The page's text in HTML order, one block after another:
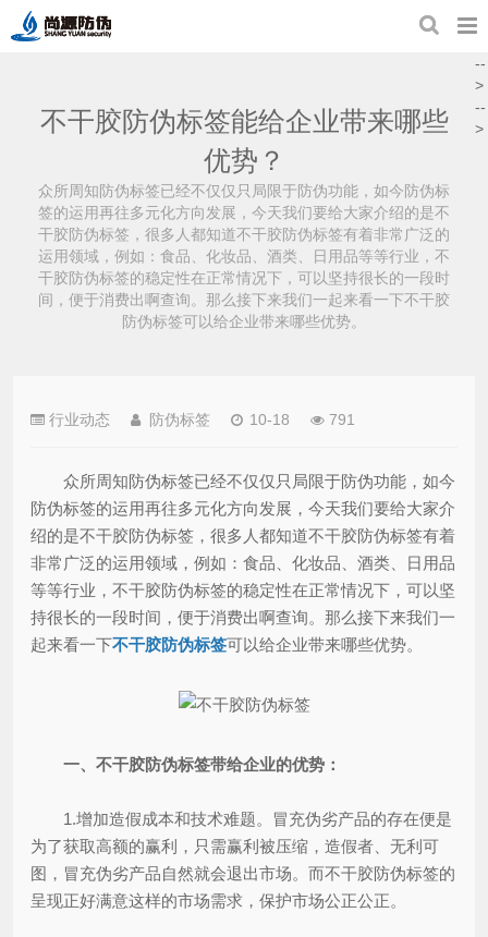
不干胶防伪标签能给企业带来哪些
优势？
众所周知防伪标签已经不仅仅只局限于防伪功能，如今防伪标
签的运用再往多元化方向发展，今天我们要给大家介绍的是不
干胶防伪标签，很多人都知道不干胶防伪标签有着非常广泛的
运用领域，例如：食品、化妆品、酒类、日用品等等行业，不
干胶防伪标签的稳定性在正常情况下，可以坚持很长的一段时
间，便于消费出啊查询。那么接下来我们一起来看一下不干胶
防伪标签可以给企业带来哪些优势。
行业动态 防伪标签 10-18 791
众所周知防伪标签已经不仅仅只局限于防伪功能，如今
防伪标签的运用再往多元化方向发展，今天我们要给大家介
绍的是不干胶防伪标签，很多人都知道不干胶防伪标签有着
非常广泛的运用领域，例如：食品、化妆品、酒类、日用品
等等行业，不干胶防伪标签的稳定性在正常情况下，可以坚
持很长的一段时间，便于消费出啊查询。那么接下来我们一
起来看一下不干胶防伪标签可以给企业带来哪些优势。
一、不干胶防伪标签带给企业的优势：
1.增加造假成本和技术难题。冒充伪劣产品的存在便是
为了获取高额的赢利，只需赢利被压缩，造假者、无利可
图，冒充伪劣产品自然就会退出市场。而不干胶防伪标签的
呈现正好满意这样的市场需求，保护市场公正公正。
--
>
--
>